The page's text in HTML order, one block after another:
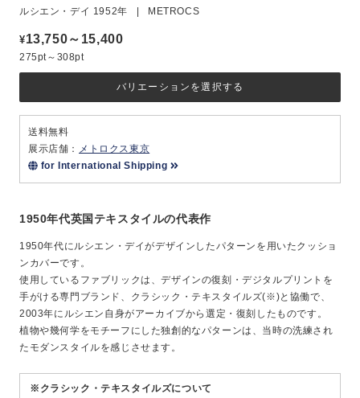
ルシエン・デイ 1952年 | METROCS
¥13,750～15,400
275pt～308pt
1950年代英国テキスタイルの代表作
1950年代にルシエン・デイがデザインしたパターンを用いたクッショ
ンカバーです。
使用しているファブリックは、デザインの復刻・デジタルプリントを
手がける専門ブランド、クラシック・テキスタイルズ(※)と協働で、
2003年にルシエン自身がアーカイブから選定・復刻したものです。
植物や幾何学をモチーフにした独創的なパターンは、当時の洗練され
たモダンスタイルを感じさせます。
※クラシック・テキスタイルズについて
バリエーションを選択する
送料無料
展示店舗： メトロクス東京
for International Shipping